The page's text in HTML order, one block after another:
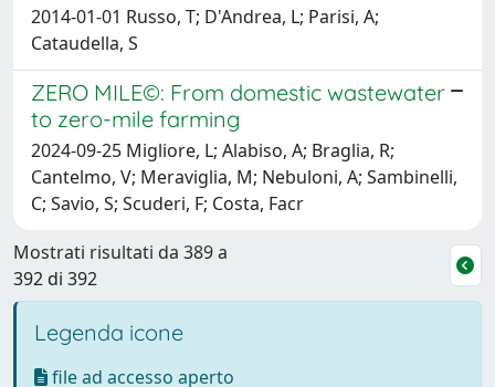
2014-01-01 Russo, T; D'Andrea, L; Parisi, A;
Cataudella, S
ZERO MILE©: From domestic wastewater
to zero-mile farming
2024-09-25 Migliore, L; Alabiso, A; Braglia, R;
Cantelmo, V; Meraviglia, M; Nebuloni, A; Sambinelli,
C; Savio, S; Scuderi, F; Costa, Facr
Mostrati risultati da 389 a
392 di 392
Legenda icone
file ad accesso aperto